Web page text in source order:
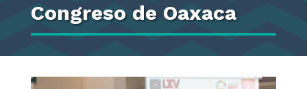
Congreso de Oaxaca